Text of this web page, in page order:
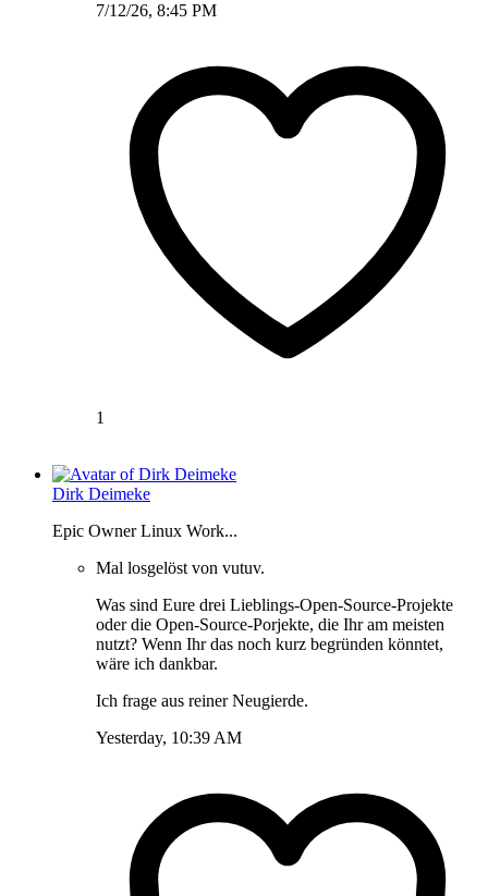
7/12/26, 8:45 PM
1
Dirk Deimeke
Epic Owner Linux Work...
Mal losgelöst von vutuv.
Was sind Eure drei Lieblings-Open-Source-Projekte
oder die Open-Source-Porjekte, die Ihr am meisten
nutzt? Wenn Ihr das noch kurz begründen könntet,
wäre ich dankbar.
Ich frage aus reiner Neugierde.
Yesterday, 10:39 AM